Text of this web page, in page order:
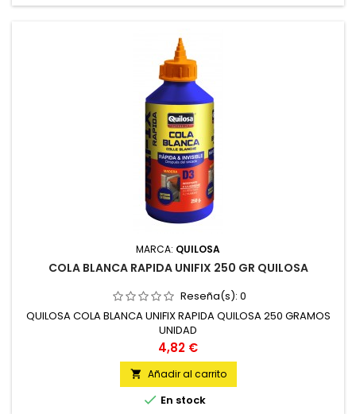
MARCA: QUILOSA
COLA BLANCA RAPIDA UNIFIX 250 GR QUILOSA
Reseña(s): 0
QUILOSA COLA BLANCA UNIFIX RAPIDA QUILOSA 250 GRAMOS
UNIDAD
Precio
4,82 €
 Añadir al carrito
 En stock